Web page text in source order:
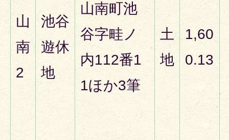
山
南
2
池谷
遊休
地
山南町池
谷字畦ノ
内112番1
1ほか3筆
土
地
1,60
0.13